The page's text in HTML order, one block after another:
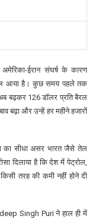
ईरान संघर्ष के कारण
आया है। कुछ समय पहले तक
बढ़कर 126 डॉलर प्रति बैरल
बढ़ा और उन्हें हर महीने हजारों
का सीधा असर भारत जैसे तेल
दिलाया है कि देश में पेट्रोल,
तरह की कमी नहीं होने दी
Singh Puriने हाल ही में